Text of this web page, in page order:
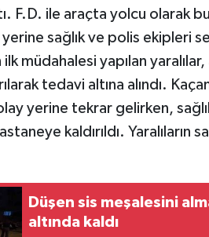
F.D. ile araçta yolcu olarak
yerine sağlık ve polis ekipleri
müdahalesi yapılan
tedavi altına alındı.
yerine tekrar gelirken,
kaldırıldı. Yaralıların
Düşen sis meşalesini
altında kaldı